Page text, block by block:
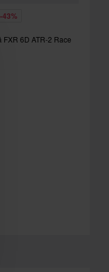
-43%
FXR 6D ATR-2 Race